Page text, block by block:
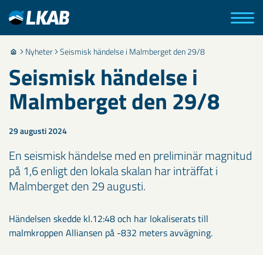
Nyheter Seismisk händelse i Malmberget den 29/8
Seismisk händelse i
Malmberget den 29/8
29 augusti 2024
En seismisk händelse med en preliminär magnitud
på 1,6 enligt den lokala skalan har inträffat i
Malmberget den 29 augusti.
Händelsen skedde kl.12:48 och har lokaliserats till
malmkroppen Alliansen på -832 meters avvägning.